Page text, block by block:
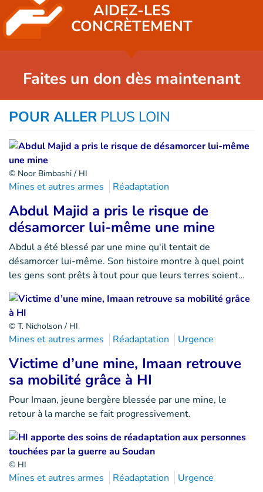
AIDEZ-LES
CONCRÈTEMENT
Faites un don dès maintenant
POUR ALLER PLUS LOIN
© Noor Bimbashi / HI
Mines et autres armes Réadaptation
Abdul Majid a pris le risque de
désamorcer lui-même une mine
Abdul a été blessé par une mine qu'il tentait de
désamorcer lui-même. Son histoire montre à quel point
les gens sont prêts à tout pour que leurs terres soient…
© T. Nicholson / HI
Mines et autres armes Réadaptation Urgence
Victime d’une mine, Imaan retrouve
sa mobilité grâce à HI
Pour Imaan, jeune bergère blessée par une mine, le
retour à la marche se fait progressivement.
© HI
Mines et autres armes Réadaptation Urgence